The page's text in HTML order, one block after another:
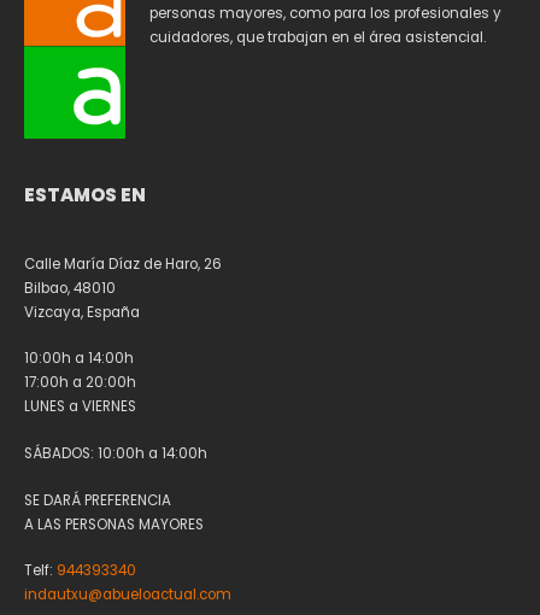
personas mayores, como para los profesionales y
cuidadores, que trabajan en el área asistencial.
ESTAMOS EN
Calle María Díaz de Haro, 26
Bilbao, 48010
Vizcaya, España
10:00h a 14:00h
17:00h a 20:00h
LUNES a VIERNES
SÁBADOS: 10:00h a 14:00h
SE DARÁ PREFERENCIA
A LAS PERSONAS MAYORES
Telf: 944393340
indautxu@abueloactual.com